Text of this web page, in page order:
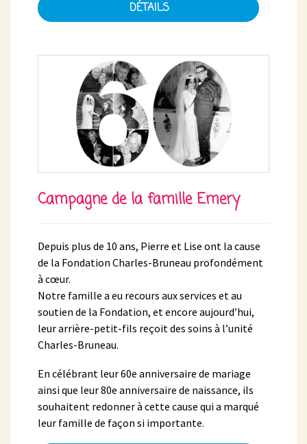
DÉTAILS
Campagne de la famille Emery
Depuis plus de 10 ans, Pierre et Lise ont la cause
de la Fondation Charles-Bruneau profondément
à cœur.
Notre famille a eu recours aux services et au
soutien de la Fondation, et encore aujourd’hui,
leur arrière-petit-fils reçoit des soins à l’unité
Charles-Bruneau.
En célébrant leur 60e anniversaire de mariage
ainsi que leur 80e anniversaire de naissance, ils
souhaitent redonner à cette cause qui a marqué
leur famille de façon si importante.